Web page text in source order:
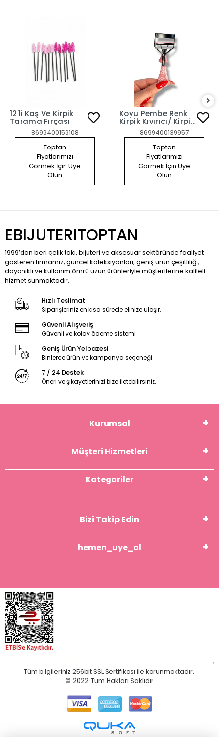
12'li Kaş Ve Kirpik
Tarama Fırçası
8699400159108
Toptan
Fiyatlarımızı
Görmek İçin Üye
Olun
Koyu Pembe Renk
Kirpik Kıvırıcı/ Kirpik
Kıvırma Aparatı
8699400139957
Toptan
Fiyatlarımızı
Görmek İçin Üye
Olun
EBIJUTERITOPTAN
1999’dan beri çelik takı, bijuteri ve aksesuar sektöründe faaliyet
gösteren firmamız; güncel koleksiyonları, geniş ürün çeşitliliği,
dayanıklı ve kullanım ömrü uzun ürünleriyle müşterilerine kaliteli
hizmet sunmaktadır.
Hızlı Teslimat
Siparişleriniz en kısa sürede elinize ulaşır.
Güvenli Alışveriş
Güvenli ve kolay ödeme sistemi
Geniş Ürün Yelpazesi
Binlerce ürün ve kampanya seçeneği
7 / 24 Destek
Öneri ve şikayetlerinizi bize iletebilirsiniz.
Kurumsal
Müşteri Hizmetleri
Kategoriler
Bizi Takip Edin
hemen_uye_ol
Tüm bilgileriniz 256bit SSL Sertifikası ile korunmaktadır.
© 2022 Tüm Hakları Saklıdır